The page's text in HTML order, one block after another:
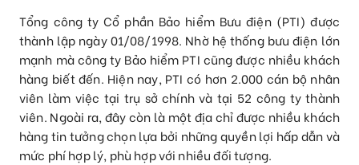
Tổng công ty Cổ phần Bảo hiểm Bưu điện (PTI) được
thành lập ngày 01/08/1998. Nhờ hệ thống bưu điện lớn
mạnh mà công ty Bảo hiểm PTI cũng được nhiều khách
hàng biết đến. Hiện nay, PTI có hơn 2.000 cán bộ nhân
viên làm việc tại trụ sở chính và tại 52 công ty thành
viên. Ngoài ra, đây còn là một địa chỉ được nhiều khách
hàng tin tưởng chọn lựa bởi những quyền lợi hấp dẫn và
mức phí hợp lý, phù hợp với nhiều đối tượng.